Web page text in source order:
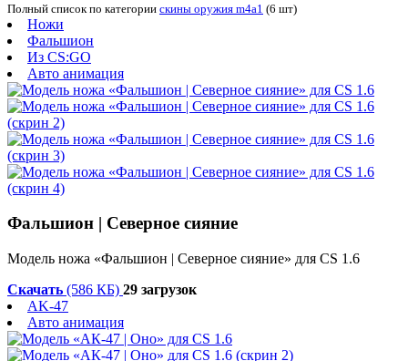
Полный список по категории скины оружия m4a1 (6 шт)
Ножи
Фальшион
Из CS:GO
Авто анимация
Фальшион | Северное сияние
Модель ножа «Фальшион | Северное сияние» для CS 1.6
Скачать (586 КБ) 29 загрузок
AK-47
Авто анимация